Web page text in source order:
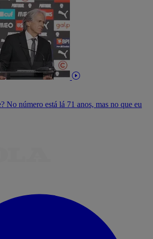
No número está lá 71 anos, mas no que eu